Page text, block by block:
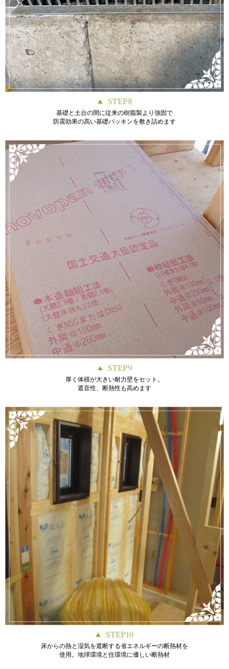
STEP8
基礎と土台の間に従来の樹脂製より強固で
防震効果の高い基礎パッキンを敷き詰めます
STEP9
厚く体積が大きい耐力壁をセット。
遮音性、断熱性も高めます
STEP10
床からの熱と湿気を遮断する省エネルギーの断熱材を
使用。地球環境と住環境に優しい断熱材